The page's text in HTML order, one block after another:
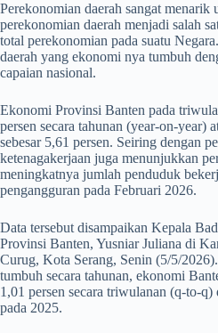
Perekonomian daerah sangat menarik
perekonomian daerah menjadi salah
total perekonomian pada suatu
daerah yang ekonomi nya tumbuh
capaian nasional.
Ekonomi Provinsi Banten pada
persen secara tahunan (year-on-year)
sebesar 5,61 persen. Seiring dengan
ketenagakerjaan juga menunjukkan
meningkatnya jumlah penduduk
pengangguran pada Februari 2026.
Data tersebut disampaikan Kepala
Provinsi Banten, Yusniar Juliana di
Curug, Kota Serang, Senin (5/5/
tumbuh secara tahunan, ekonomi
1,01 persen secara triwulanan (q-to-
pada 2025.